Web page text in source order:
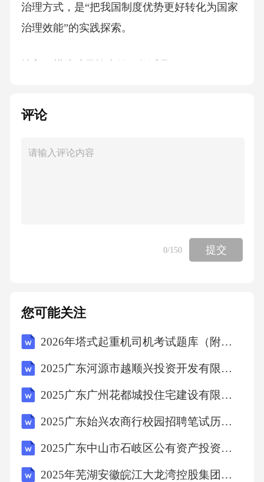
治理方式，是“把我国制度优势更好转化为国家
治理效能”的实践探索。
建投笔试题库
山西建投笔试题库第2页
《专家解析》
评论
0/150 提交
您可能关注
2026年塔式起重机司机考试题库（附答案）
2025广东河源市越顺兴投资开发有限公司招聘笔试及安排笔试历年难易错考点试卷带答案解析
2025广东广州花都城投住宅建设有限公司招聘广州花都城市环保投资有限公司项目用工人员综合总及背景调查环节人员笔试历年典型考点题库附带答案详解
2025广东始兴农商行校园招聘笔试历年典型考题及考点剖析附带答案详解
2025广东中山市石岐区公有资产投资有限公司高管招聘综合与人员笔试历年备考题库附带答案详解
2025年芜湖安徽皖江大龙湾控股集团有限公司公开招聘13人笔试历年难易错考点试卷带答案解析